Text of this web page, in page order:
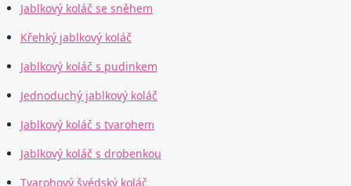
Jablkový koláč se sněhem
Křehký jablkový koláč
Jablkový koláč s pudinkem
Jednoduchý jablkový koláč
Jablkový koláč s tvarohem
Jablkový koláč s drobenkou
Tvarohový švédský koláč